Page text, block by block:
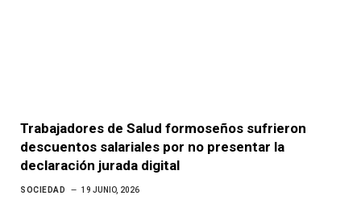
Trabajadores de Salud formoseños sufrieron
descuentos salariales por no presentar la
declaración jurada digital
SOCIEDAD 19 JUNIO, 2026